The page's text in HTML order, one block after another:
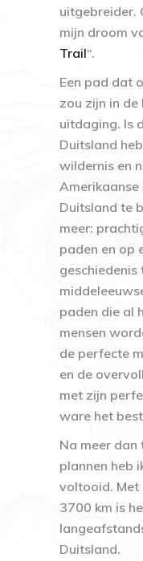
uitgebreider.
mijn droom
Trail“.
Een pad dat
zou zijn in de
uitdaging. Is
Duitsland
wildernis en
Duitsland te
meer:
paden en op
geschiedenis
paden die al
mensen
de perfecte
en de
met zijn
ware het
Na meer
plannen heb
voltooid. Met
3700 km is
Duitsland.